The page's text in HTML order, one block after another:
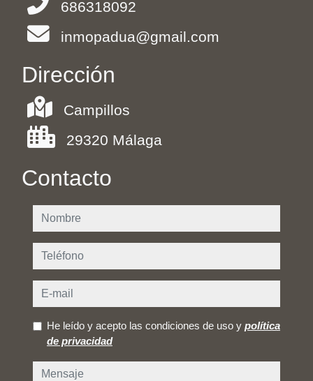
686318092
inmopadua@gmail.com
Dirección
Campillos
29320 Málaga
Contacto
nombre
teléfono
e-mail
He leído y acepto las condiciones de uso y política
de privacidad
mensaje